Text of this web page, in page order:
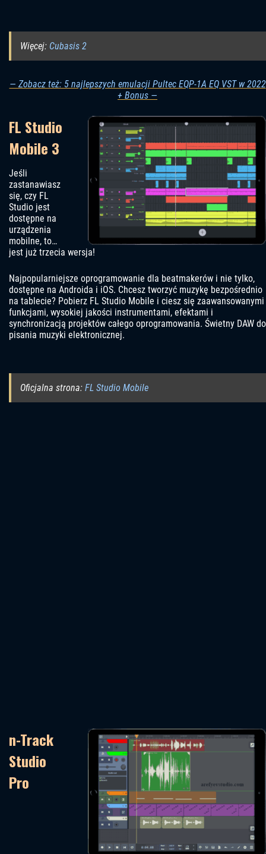
Więcej: Cubasis 2
— Zobacz też: 5 najlepszych emulacji Pultec EQP-1A EQ VST w 2022
+ Bonus —
FL Studio
Mobile 3
Jeśli
zastanawiasz
się, czy FL
Studio jest
dostępne na
urządzenia
mobilne, to…
jest już trzecia wersja!
Najpopularniejsze oprogramowanie dla beatmakerów i nie tylko,
dostępne na Androida i iOS. Chcesz tworzyć muzykę bezpośrednio
na tablecie? Pobierz FL Studio Mobile i ciesz się zaawansowanymi
funkcjami, wysokiej jakości instrumentami, efektami i
synchronizacją projektów całego oprogramowania. Świetny DAW do
pisania muzyki elektronicznej.
Oficjalna strona: FL Studio Mobile
n-Track
Studio
Pro